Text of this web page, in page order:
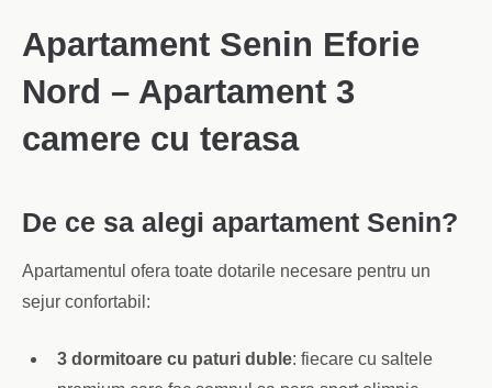
Apartament Senin Eforie
Nord – Apartament 3
camere cu terasa
De ce sa alegi apartament Senin?
Apartamentul ofera toate dotarile necesare pentru un
sejur confortabil:
3 dormitoare cu paturi duble: fiecare cu saltele